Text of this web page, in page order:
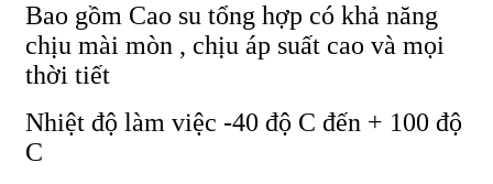
Bao gồm Cao su tổng hợp có khả năng
chịu mài mòn , chịu áp suất cao và mọi
thời tiết
Nhiệt độ làm việc -40 độ C đến + 100 độ
C